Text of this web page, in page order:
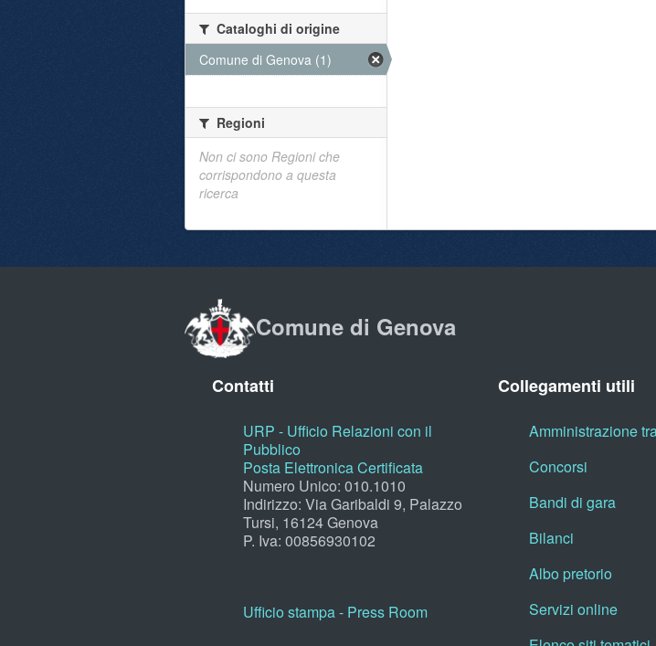
Cataloghi di origine
Comune di Genova (1)
Regioni
Non ci sono Regioni che
corrispondono a questa
ricerca
Comune di Genova
Contatti
URP - Ufficio Relazioni con il
Pubblico
Posta Elettronica Certificata
Numero Unico: 010.1010
Indirizzo: Via Garibaldi 9, Palazzo
Tursi, 16124 Genova
P. Iva: 00856930102
Ufficio stampa - Press Room
Collegamenti utili
Amministrazione
Concorsi
Bandi di gara
Bilanci
Albo pretorio
Servizi online